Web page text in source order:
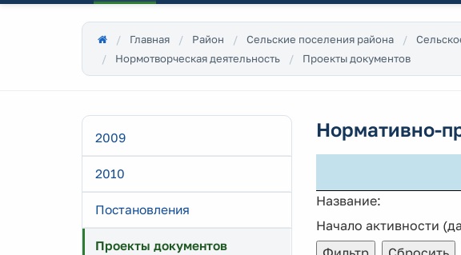
Главная Район Сельские поселения района
Нормотворческая деятельность
Проекты документов
2009
2010
Постановления
Проекты документов
Нормативно-
Название:
Начало активности